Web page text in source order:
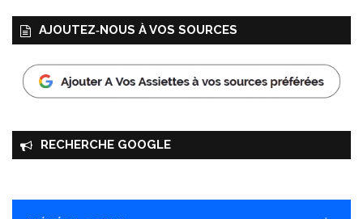
AJOUTEZ‑NOUS À VOS SOURCES
RECHERCHE GOOGLE